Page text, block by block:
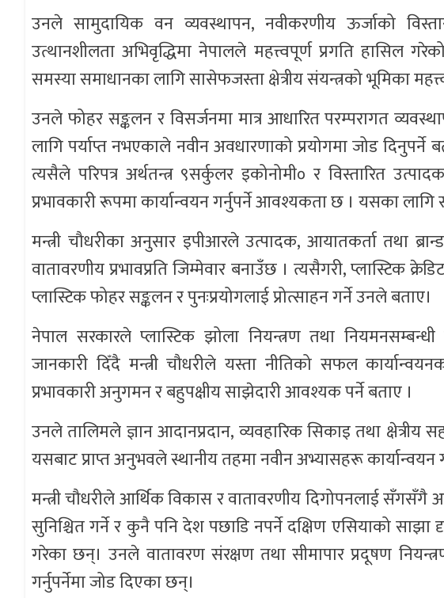
उनले सामुदायिक वन व्यवस्थापन, नवीकरणीय ऊर्जाको
उत्थानशीलता अभिवृद्धिमा नेपालले महत्त्वपूर्ण प्रगति हासिल
समस्या समाधानका लागि सासेफजस्ता क्षेत्रीय संयन्त्रको भूमिका
उनले फोहर सङ्कलन र विसर्जनमा मात्र आधारित परम्परागत
लागि पर्याप्त नभएकाले नवीन अवधारणाको प्रयोगमा जोड
त्यसैले परिपत्र अर्थतन्त्र ९सर्कुलर इकोनोमी० र विस्तारित
प्रभावकारी रूपमा कार्यान्वयन गर्नुपर्ने आवश्यकता छ । यसका
मन्त्री चौधरीका अनुसार इपीआरले उत्पादक, आयातकर्ता तथा
वातावरणीय प्रभावप्रति जिम्मेवार बनाउँछ । त्यसैगरी, प्लास्टिक
प्लास्टिक फोहर सङ्कलन र पुनःप्रयोगलाई प्रोत्साहन गर्ने उनले बताए।
नेपाल सरकारले प्लास्टिक झोला नियन्त्रण तथा
जानकारी दिँदै मन्त्री चौधरीले यस्ता नीतिको सफल
प्रभावकारी अनुगमन र बहुपक्षीय साझेदारी आवश्यक पर्ने बताए ।
उनले तालिमले ज्ञान आदानप्रदान, व्यवहारिक सिकाइ तथा क्षेत्रीय
यसबाट प्राप्त अनुभवले स्थानीय तहमा नवीन अभ्यासहरू कार्यान्वयन
मन्त्री चौधरीले आर्थिक विकास र वातावरणीय दिगोपनलाई
सुनिश्चित गर्ने र कुनै पनि देश पछाडि नपर्ने दक्षिण एसियाको साझा
गरेका छन्। उनले वातावरण संरक्षण तथा सीमापार प्रदूषण
गर्नुपर्नेमा जोड दिएका छन्।